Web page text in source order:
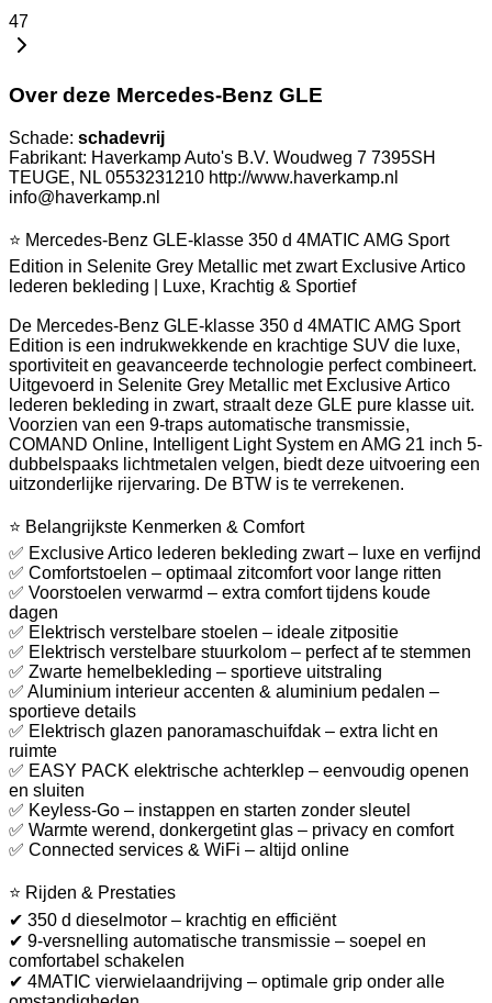
47
Over deze Mercedes-Benz GLE
Schade: schadevrij
Fabrikant: Haverkamp Auto's B.V. Woudweg 7 7395SH
TEUGE, NL 0553231210 http://www.haverkamp.nl
info@haverkamp.nl
⭐ Mercedes-Benz GLE-klasse 350 d 4MATIC AMG Sport
Edition in Selenite Grey Metallic met zwart Exclusive Artico
lederen bekleding | Luxe, Krachtig & Sportief
De Mercedes-Benz GLE-klasse 350 d 4MATIC AMG Sport
Edition is een indrukwekkende en krachtige SUV die luxe,
sportiviteit en geavanceerde technologie perfect combineert.
Uitgevoerd in Selenite Grey Metallic met Exclusive Artico
lederen bekleding in zwart, straalt deze GLE pure klasse uit.
Voorzien van een 9-traps automatische transmissie,
COMAND Online, Intelligent Light System en AMG 21 inch 5-
dubbelspaaks lichtmetalen velgen, biedt deze uitvoering een
uitzonderlijke rijervaring. De BTW is te verrekenen.
⭐ Belangrijkste Kenmerken & Comfort
✅ Exclusive Artico lederen bekleding zwart – luxe en verfijnd
✅ Comfortstoelen – optimaal zitcomfort voor lange ritten
✅ Voorstoelen verwarmd – extra comfort tijdens koude
dagen
✅ Elektrisch verstelbare stoelen – ideale zitpositie
✅ Elektrisch verstelbare stuurkolom – perfect af te stemmen
✅ Zwarte hemelbekleding – sportieve uitstraling
✅ Aluminium interieur accenten & aluminium pedalen –
sportieve details
✅ Elektrisch glazen panoramaschuifdak – extra licht en
ruimte
✅ EASY PACK elektrische achterklep – eenvoudig openen
en sluiten
✅ Keyless-Go – instappen en starten zonder sleutel
✅ Warmte werend, donkergetint glas – privacy en comfort
✅ Connected services & WiFi – altijd online
⭐ Rijden & Prestaties
✔ 350 d dieselmotor – krachtig en efficiënt
✔ 9-versnelling automatische transmissie – soepel en
comfortabel schakelen
✔ 4MATIC vierwielaandrijving – optimale grip onder alle